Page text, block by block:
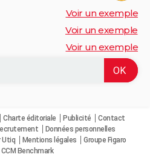
Voir un exemple
Voir un exemple
Voir un exemple
Charte éditoriale Publicité
Contact
Données personnelles
Utiq Mentions légales
Groupe Figaro
Benchmark